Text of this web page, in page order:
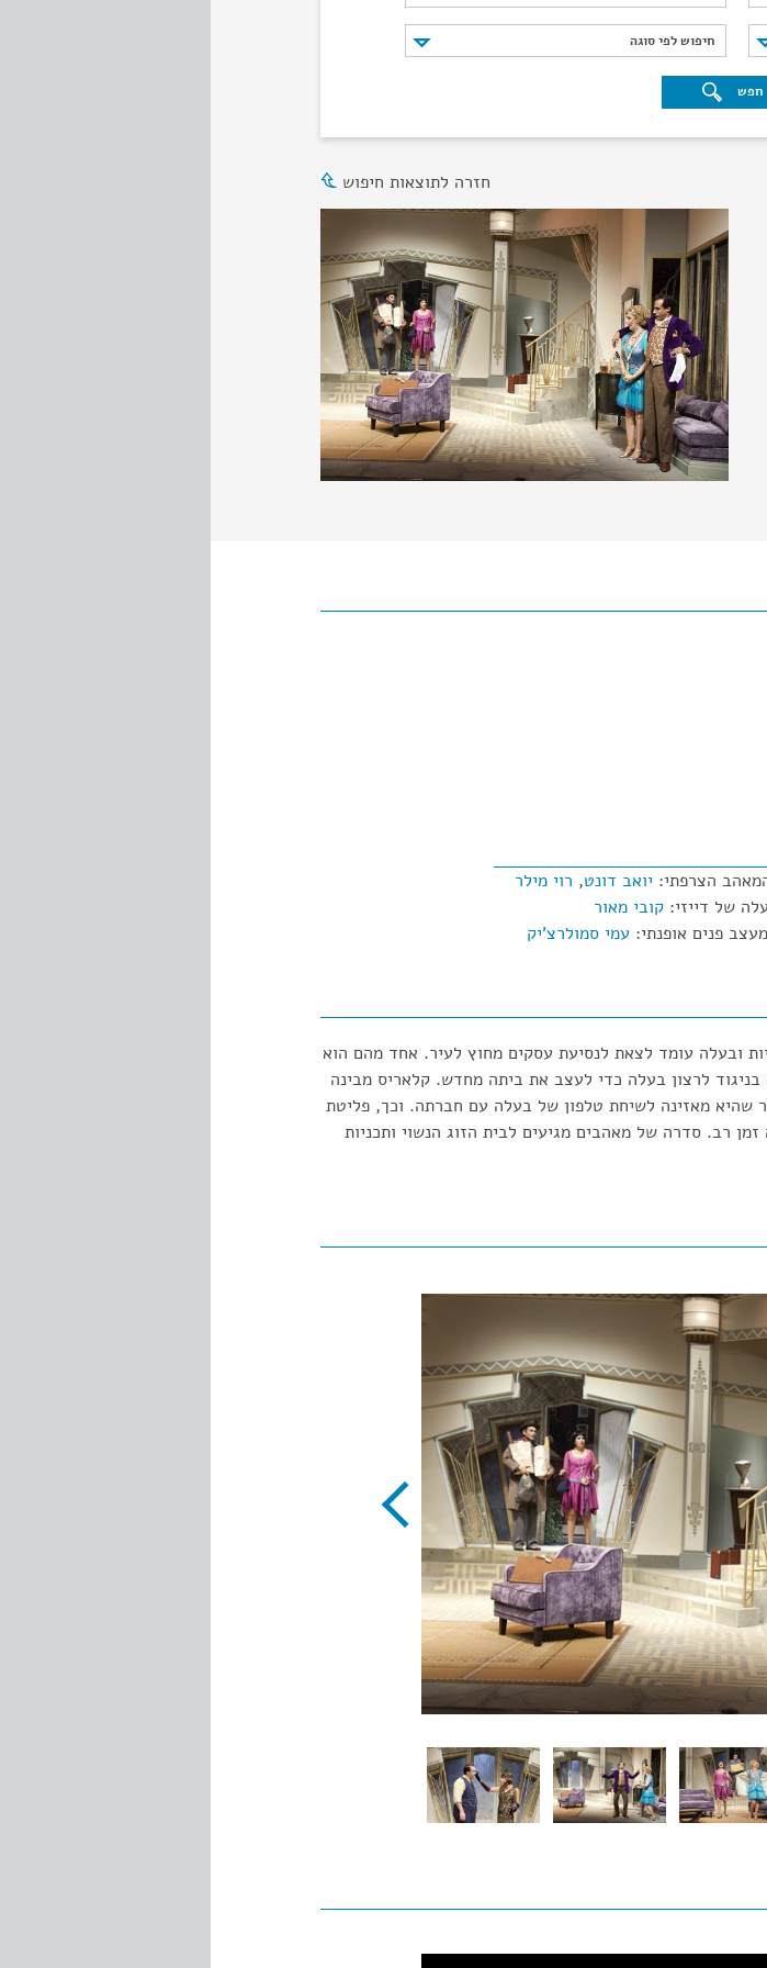
חיפוש לפי סוגה
חיפוש לפי סוגה
חפש
חזרה לתוצאות חיפוש
הצרפתי: יואב דונט, רוי מילר
של דייזי: קובי מאור
פנים אופנתי: עמי סמולרצ'יק
ובעלה עומד לצאת לנסיעת עסקים מחוץ לעיר. אחד מהם הוא
לרצון בעלה כדי לעצב את ביתה מחדש. קלאריס מבינה
שהיא מאזינה לשיחת טלפון של בעלה עם חברתה. וכך, פליטת
רב. סדרה של מאהבים מגיעים לבית הזוג הנשוי ותכניות